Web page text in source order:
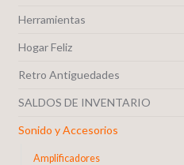
Herramientas
Hogar Feliz
Retro Antiguedades
SALDOS DE INVENTARIO
Sonido y Accesorios
Amplificadores